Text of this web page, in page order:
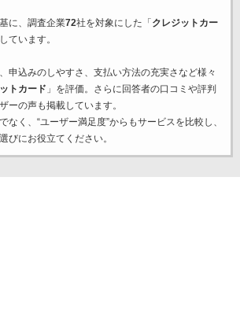
に、調査企業72社を対象にした「 クレジットカー
ています。
申込みのしやすさ、支払い方法の充実さなど様々
トカード 」を評価。さらに回答者の口コミや評判
ーの声も掲載しています。
なく、“ユーザー満足度”からもサービスを比較し、
選びにお役立てください。